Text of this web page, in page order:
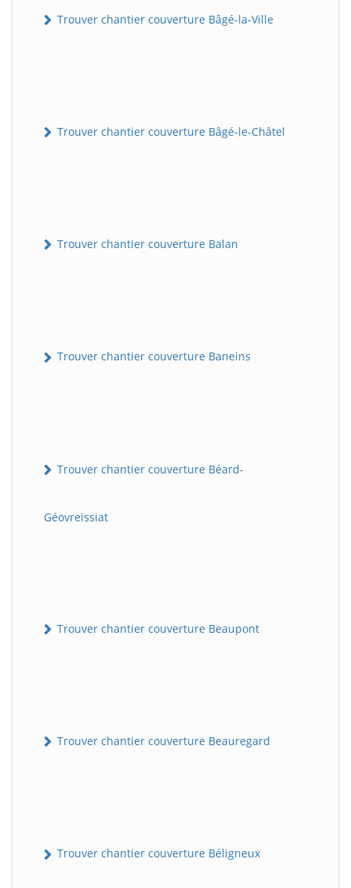
Trouver chantier couverture Bâgé-la-Ville
Trouver chantier couverture Bâgé-le-Châtel
Trouver chantier couverture Balan
Trouver chantier couverture Baneins
Trouver chantier couverture Béard-
Géovreissiat
Trouver chantier couverture Beaupont
Trouver chantier couverture Beauregard
Trouver chantier couverture Béligneux